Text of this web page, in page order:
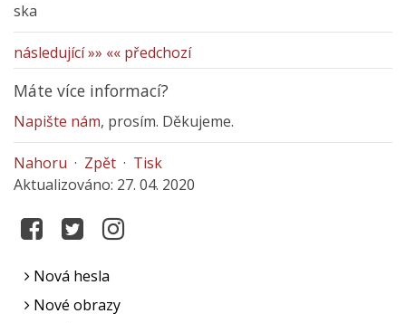
ska
následující »» «« předchozí
Máte více informací?
Napište nám, prosím. Děkujeme.
Nahoru · Zpět · Tisk
Aktualizováno: 27. 04. 2020
Nová hesla
Nové obrazy